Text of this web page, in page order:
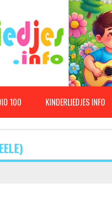
100 KINDERLIEDJES INFO